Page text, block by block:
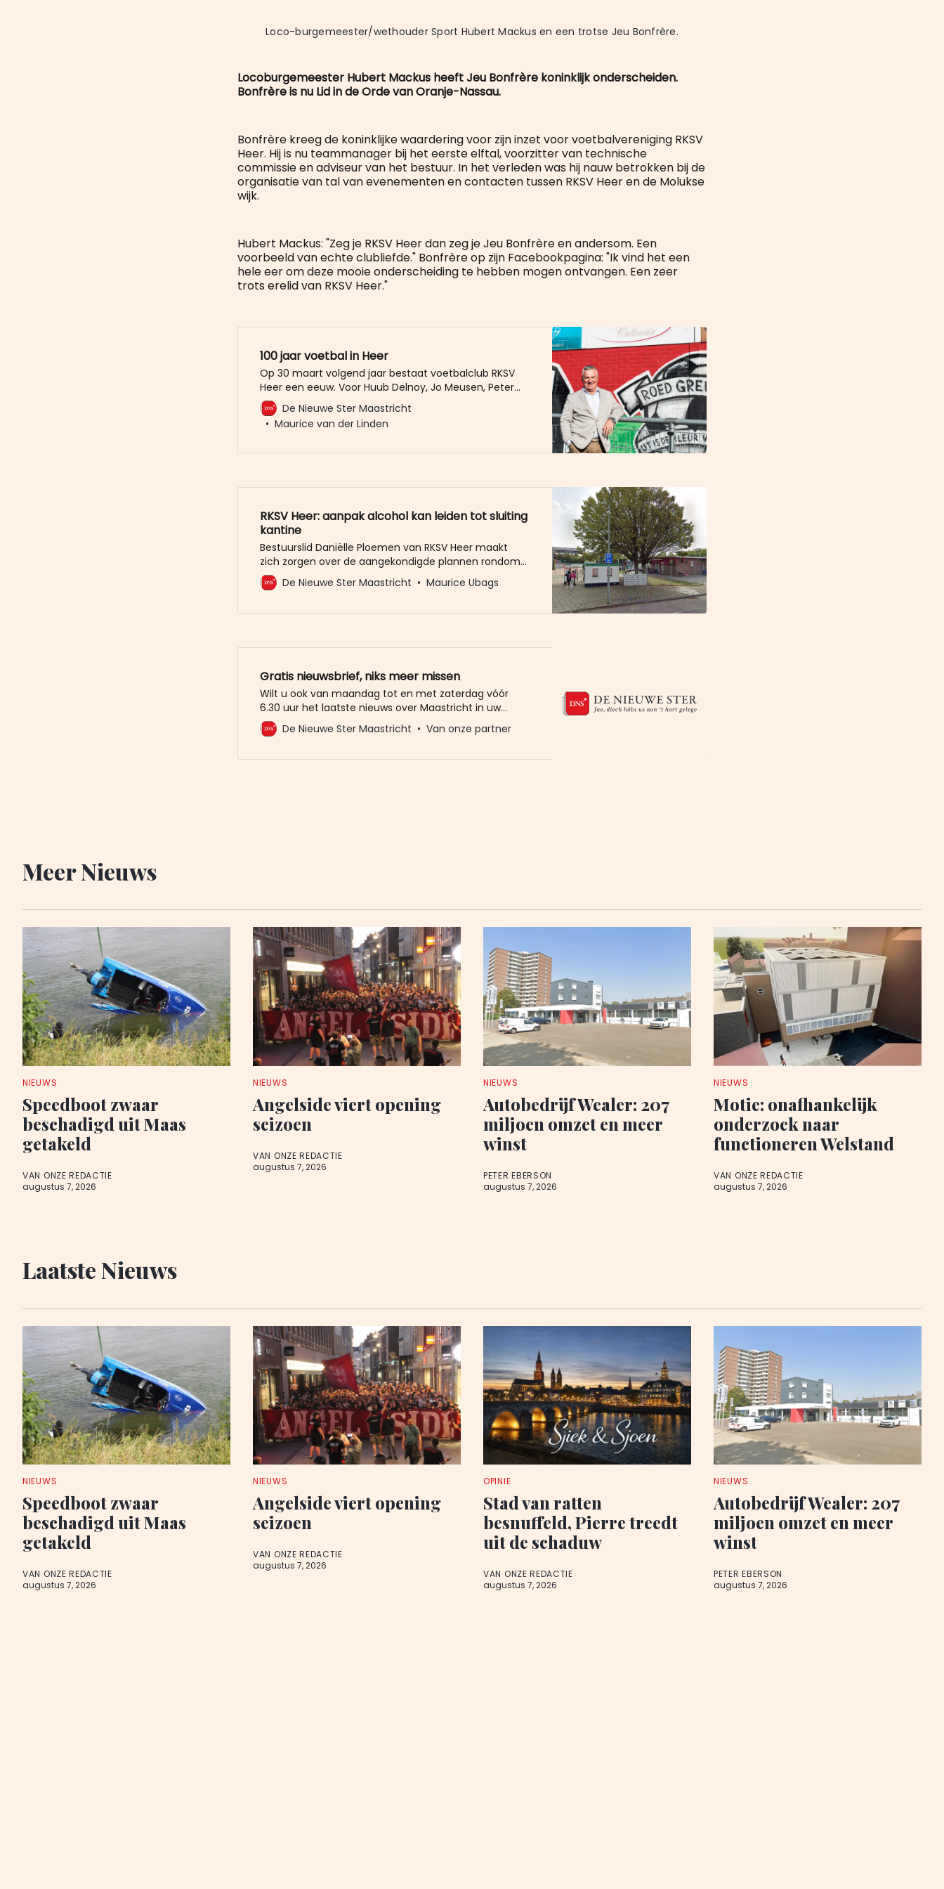
Loco-burgemeester/wethouder Sport Hubert Mackus en een trotse Jeu Bonfrère.
Locoburgemeester Hubert Mackus heeft Jeu Bonfrère koninklijk onderscheiden.
Bonfrère is nu Lid in de Orde van Oranje-Nassau.
Bonfrère kreeg de koninklijke waardering voor zijn inzet voor voetbalvereniging RKSV
Heer. Hij is nu teammanager bij het eerste elftal, voorzitter van technische
commissie en adviseur van het bestuur. In het verleden was hij nauw betrokken bij de
organisatie van tal van evenementen en contacten tussen RKSV Heer en de Molukse
wijk.
Hubert Mackus: "Zeg je RKSV Heer dan zeg je Jeu Bonfrère en andersom. Een
voorbeeld van echte clubliefde." Bonfrère op zijn Facebookpagina: "Ik vind het een
hele eer om deze mooie onderscheiding te hebben mogen ontvangen. Een zeer
trots erelid van RKSV Heer."
100 jaar voetbal in Heer
Op 30 maart volgend jaar bestaat voetbalclub RKSV
Heer een eeuw. Voor Huub Delnoy, Jo Meusen, Peter
Meusen, Maurice Jeurissen, Bèr Hollanders en Ivo Kok
aanleiding om -op verzoek van het bestuur- een
jubileumboek samen te stellen. In de zomer van 2023
De Nieuwe Ster Maastricht
Maurice van der Linden
RKSV Heer: aanpak alcohol kan leiden tot sluiting
kantine
Bestuurslid Daniëlle Ploemen van RKSV Heer maakt
zich zorgen over de aangekondigde plannen rondom
het schenken van alcohol. Op Facebook reageert ze
op een artikel in De Nieuwe Ster, waarin aangegeven
schenken van alcohol aan minderjarigen. Ploemen
De Nieuwe Ster Maastricht Maurice Ubags
Gratis nieuwsbrief, niks meer missen
Wilt u ook van maandag tot en met zaterdag vóór
6.30 uur het laatste nieuws over Maastricht in uw
mailbox? Meld u dan gratis aan voor de nieuwbrief van
De Nieuwe Ster. Meer dan 20.000 trouwe lezers gingen
De Nieuwe Ster Maastricht Van onze partner
Meer Nieuws
NIEUWS
Speedboot zwaar
beschadigd uit Maas
getakeld
VAN ONZE REDACTIE
augustus 7, 2026
NIEUWS
Angelside viert opening
seizoen
VAN ONZE REDACTIE
augustus 7, 2026
NIEUWS
Autobedrijf Wealer: 207
miljoen omzet en meer
winst
PETER EBERSON
augustus 7, 2026
NIEUWS
Motie: onafhankelijk
onderzoek naar
functioneren Welstand
VAN ONZE REDACTIE
augustus 7, 2026
Laatste Nieuws
NIEUWS
Speedboot zwaar
beschadigd uit Maas
getakeld
VAN ONZE REDACTIE
augustus 7, 2026
NIEUWS
Angelside viert opening
seizoen
VAN ONZE REDACTIE
augustus 7, 2026
OPINIE
Stad van ratten
besnuffeld, Pierre treedt
uit de schaduw
VAN ONZE REDACTIE
augustus 7, 2026
NIEUWS
Autobedrijf Wealer: 207
miljoen omzet en meer
winst
PETER EBERSON
augustus 7, 2026